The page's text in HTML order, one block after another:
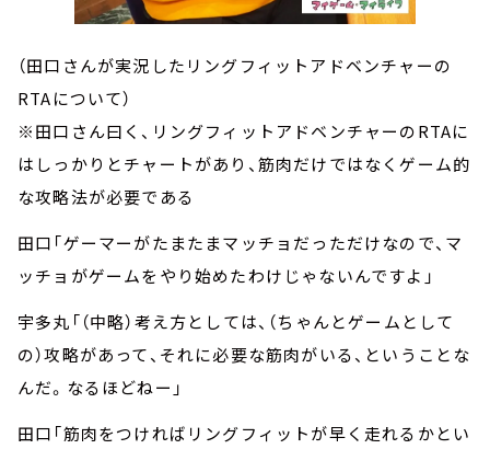
（田口さんが実況したリングフィットアドベンチャーの
RTAについて）
※田口さん曰く、リングフィットアドベンチャーのRTAに
はしっかりとチャートがあり、筋肉だけではなくゲーム的
な攻略法が必要である
田口「ゲーマーがたまたまマッチョだっただけなので、マ
ッチョがゲームをやり始めたわけじゃないんですよ」
宇多丸「（中略）考え方としては、（ちゃんとゲームとして
の）攻略があって、それに必要な筋肉がいる、ということな
んだ。なるほどねー」
田口「筋肉をつければリングフィットが早く走れるかとい